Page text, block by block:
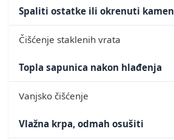
Spaliti ostatke ili okrenuti kamen
Čišćenje staklenih vrata
Topla sapunica nakon hlađenja
Vanjsko čišćenje
Vlažna krpa, odmah osušiti